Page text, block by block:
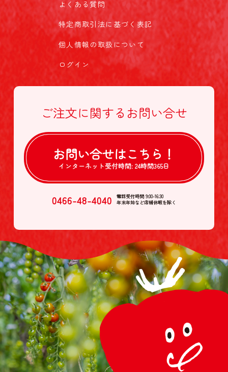
よくある質問
特定商取引法に基づく表記
個人情報の取扱について
ログイン
ご注文に関する お問い合せ
お問い合せはこちら！
インターネット受付時間: 24時間365日
0466-48-4040
電話受付時間 9:00-16:30
年末年始など店舗休暇を除く